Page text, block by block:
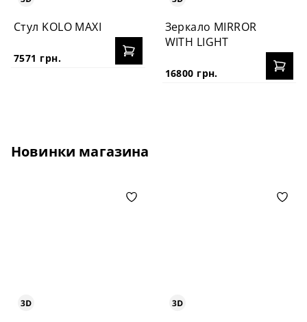
Стул KOLO MAXI
7571 грн.
Зеркало MIRROR
WITH LIGHT
16800 грн.
Новинки магазина